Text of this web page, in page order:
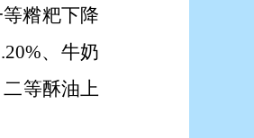
糌粑下降
、牛奶
等酥油上